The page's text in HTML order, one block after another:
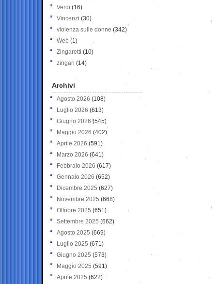
Verdi (16)
Vincenzi (30)
violenza sulle donne (342)
Web (1)
Zingaretti (10)
zingari (14)
Archivi
Agosto 2026 (108)
Luglio 2026 (613)
Giugno 2026 (545)
Maggio 2026 (402)
Aprile 2026 (591)
Marzo 2026 (641)
Febbraio 2026 (617)
Gennaio 2026 (652)
Dicembre 2025 (627)
Novembre 2025 (668)
Ottobre 2025 (651)
Settembre 2025 (662)
Agosto 2025 (669)
Luglio 2025 (671)
Giugno 2025 (573)
Maggio 2025 (591)
Aprile 2025 (622)